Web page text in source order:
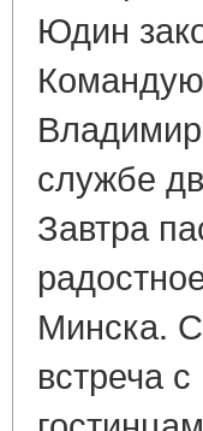
Юдин
службе
Завтра
Минска.
встреча